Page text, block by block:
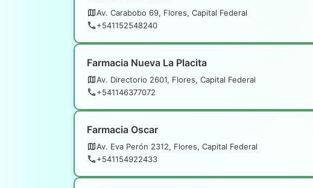
Av. Carabobo 69, Flores, Capital Federal
+541152548240
Farmacia Nueva La Placita
Av. Directorio 2601, Flores, Capital Federal
+541146377072
Farmacia Oscar
Av. Eva Perón 2312, Flores, Capital Federal
+541154922433